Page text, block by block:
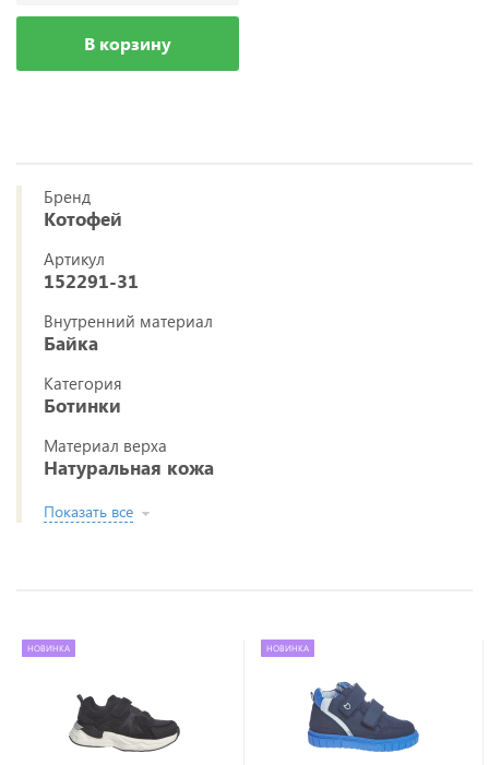
В корзину
Бренд
Котофей
Артикул
152291-31
Внутренний материал
Байка
Категория
Ботинки
Материал верха
Натуральная кожа
Показать все
НОВИНКА НОВИНКА